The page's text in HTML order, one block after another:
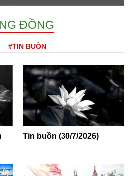
ĐỒNG
#TIN BUỒN
Tin buồn (30/7/2026)